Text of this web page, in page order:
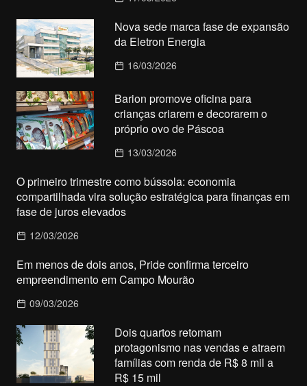
Nova sede marca fase de expansão
da Eletron Energia
16/03/2026
Barion promove oficina para
crianças criarem e decorarem o
próprio ovo de Páscoa
13/03/2026
O primeiro trimestre como bússola: economia
compartilhada vira solução estratégica para finanças em
fase de juros elevados
12/03/2026
Em menos de dois anos, Pride confirma terceiro
empreendimento em Campo Mourão
09/03/2026
Dois quartos retomam
protagonismo nas vendas e atraem
famílias com renda de R$ 8 mil a
R$ 15 mil